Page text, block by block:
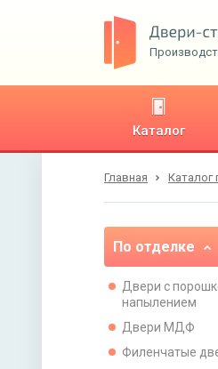
Каталог
Главная Каталог
По отделке
Двери с
напылением
Двери МДФ
Филенчатые